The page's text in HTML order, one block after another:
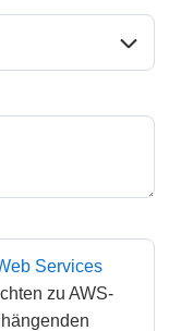
Services
zu AWS-